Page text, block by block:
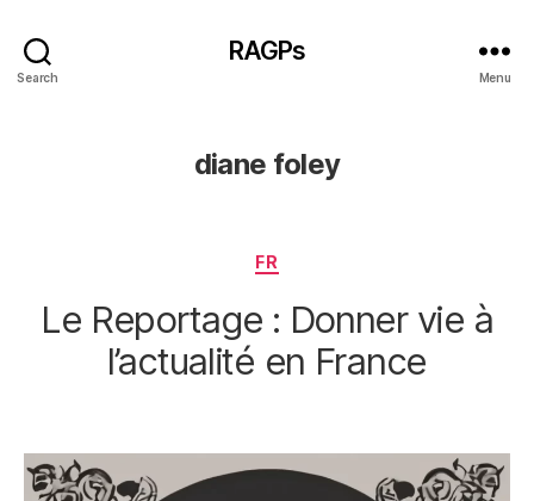
Search
RAGPs
Menu
diane foley
Categories
FR
Le Reportage : Donner vie à
l’actualité en France